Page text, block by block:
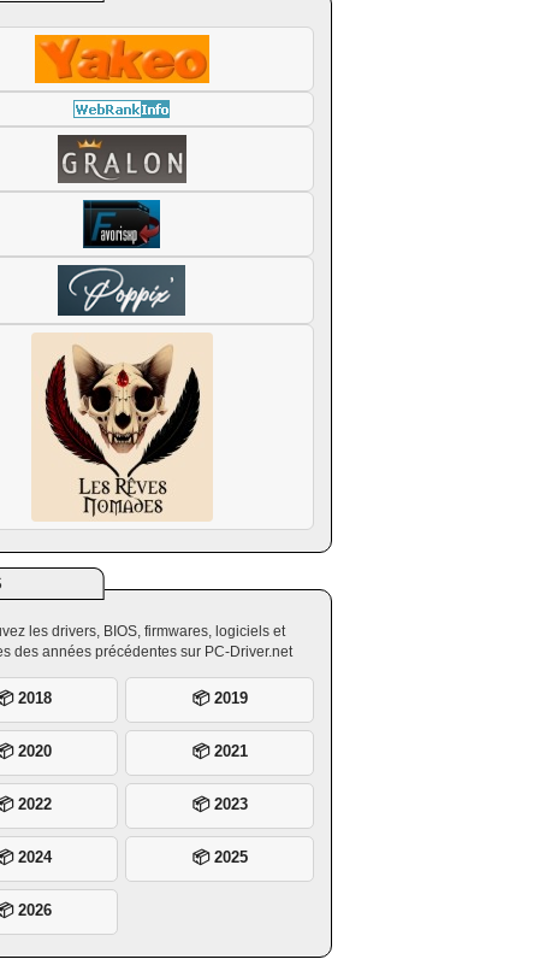
les drivers, BIOS, firmwares, logiciels et
des années précédentes sur PC-Driver.net
2018 📦 2019
2020 📦 2021
2022 📦 2023
2024 📦 2025
2026